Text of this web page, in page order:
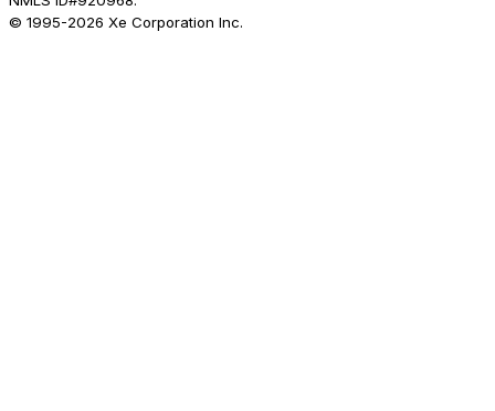
© 1995-2026 Xe Corporation Inc.